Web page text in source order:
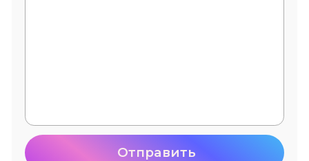
Отправить